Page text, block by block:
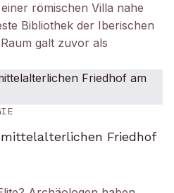
römischen Villa nahe
Bibliothek der Iberischen
galt zuvor als
Friedhof